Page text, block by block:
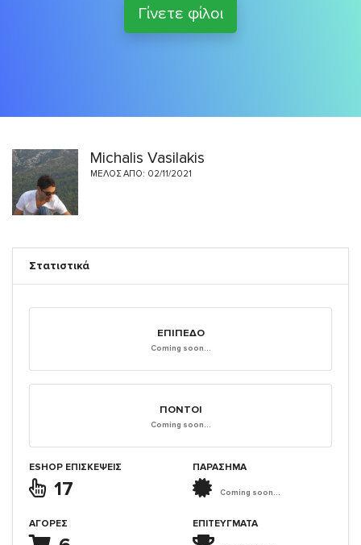
Γίνετε φίλοι
Michalis Vasilakis
ΜΈΛΟΣ ΑΠΌ: 02/11/2021
Στατιστικά
ΕΠΊΠΕΔΟ
Coming soon...
ΠΌΝΤΟΙ
Coming soon...
ESHOP ΕΠΙΣΚΈΨΕΙΣ
17
ΑΓΟΡΈΣ
ΠΑΡΑΣΗΜΑ
Coming soon...
ΕΠΙΤΕΎΓΜΑΤΑ